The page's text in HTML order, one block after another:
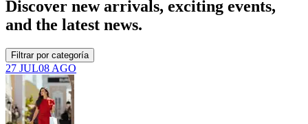
Discover new arrivals, exciting events,
and the latest news.
Filtrar por categoría
27 JUL08 AGO